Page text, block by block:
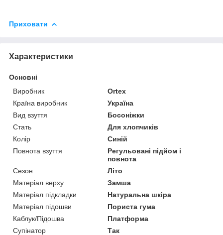
Приховати
Характеристики
Основні
Виробник
Ortex
Країна виробник
Україна
Вид взуття
Босоніжки
Стать
Для хлопчиків
Колір
Синій
Повнота взуття
Регульовані підйом і
повнота
Сезон
Літо
Матеріал верху
Замша
Матеріал підкладки
Натуральна шкіра
Матеріал підошви
Пориста гума
Каблук/Підошва
Платформа
Супінатор
Так